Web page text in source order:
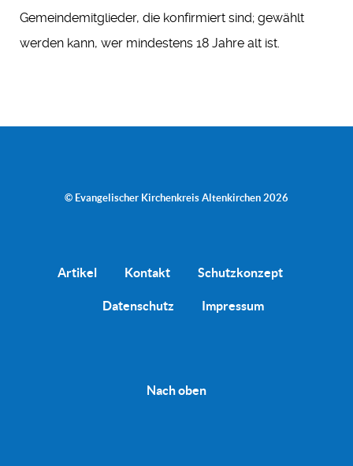
Gemeindemitglieder, die konfirmiert sind; gewählt
werden kann, wer mindestens 18 Jahre alt ist.
© Evangelischer Kirchenkreis Altenkirchen 2026
Artikel Kontakt Schutzkonzept
Datenschutz Impressum
Nach oben